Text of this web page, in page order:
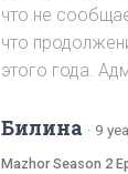
что не
что
этого года.
Билина · 9
Mazhor Season 2